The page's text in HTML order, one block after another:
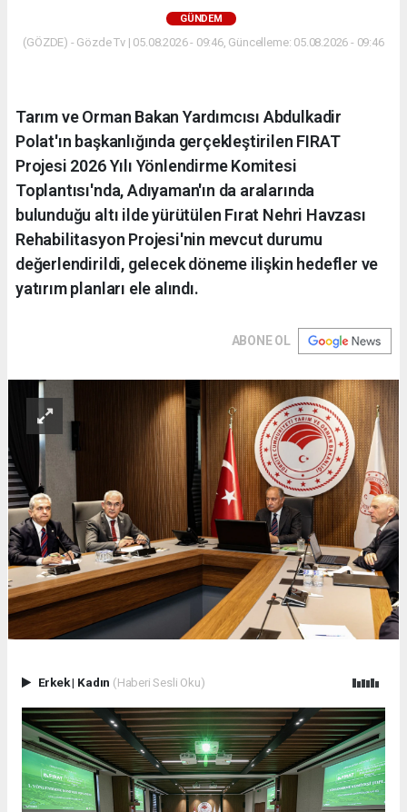
GÜNDEM
(GÖZDE) - Gözde Tv | 05.08.2026 - 09:46, Güncelleme: 05.08.2026 - 09:46
Tarım ve Orman Bakan Yardımcısı Abdulkadir
Polat'ın başkanlığında gerçekleştirilen FIRAT
Projesi 2026 Yılı Yönlendirme Komitesi
Toplantısı'nda, Adıyaman'ın da aralarında
bulunduğu altı ilde yürütülen Fırat Nehri Havzası
Rehabilitasyon Projesi'nin mevcut durumu
değerlendirildi, gelecek döneme ilişkin hedefler ve
yatırım planları ele alındı.
ABONE OL
Erkek| Kadın (Haberi Sesli Oku)